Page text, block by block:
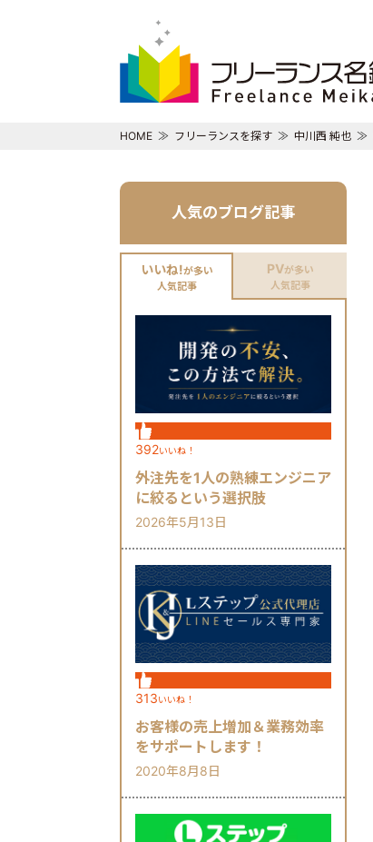
HOME フリーランスを探す 中川西 純也
人気のブログ記事
いいね!が多い
人気記事
PVが多い
人気記事
392いいね！
外注先を1人の熟練エンジニア
に絞るという選択肢
2026年5月13日
313いいね！
お客様の売上増加＆業務効率
をサポートします！
2020年8月8日